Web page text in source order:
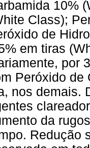
10%
Class);
de
em tiras
por
Peróxido de
nos demais.
da
Redução